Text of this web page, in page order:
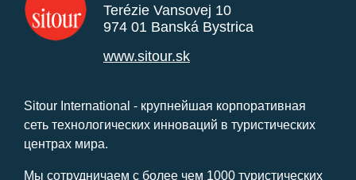
Terézie Vansovej 10
974 01 Banská Bystrica
www.sitour.sk
Sitour International - крупнейшая корпоративная
сеть технологических инноваций в туристических
центрах мира.
Мы сотрудничаем с более чем 1000 туристических